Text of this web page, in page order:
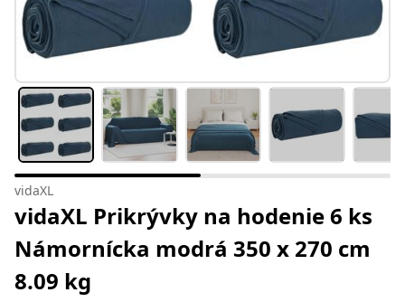
vidaXL
vidaXL Prikrývky na hodenie 6 ks
Námornícka modrá 350 x 270 cm
8.09 kg